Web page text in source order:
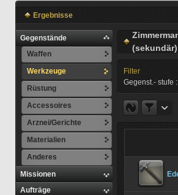
Ergebnisse
Gegenstände
Waffen
Werkzeuge
Rüstung
Accessoires
Arznei/Gerichte
Materialien
Anderes
Missionen
Aufträge
(sekundär)
Filter
Gegenst.- stufe :